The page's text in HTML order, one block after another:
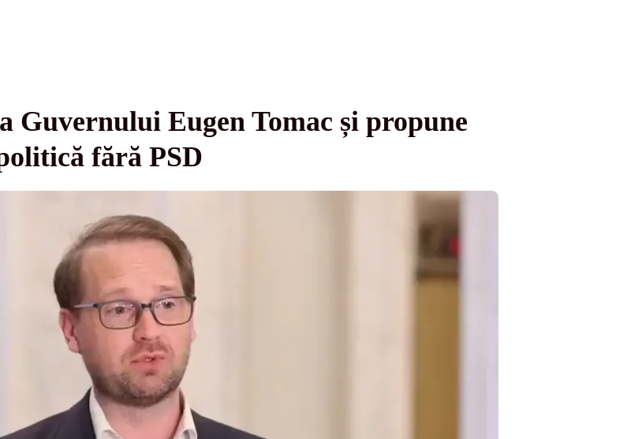
Guvernului Eugen Tomac și propune
fără PSD